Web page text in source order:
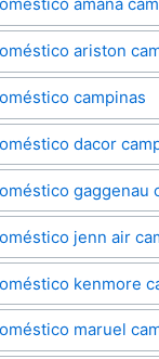
amana
ariston
campinas
dacor
gaggenau
jenn air
kenmore
maruel